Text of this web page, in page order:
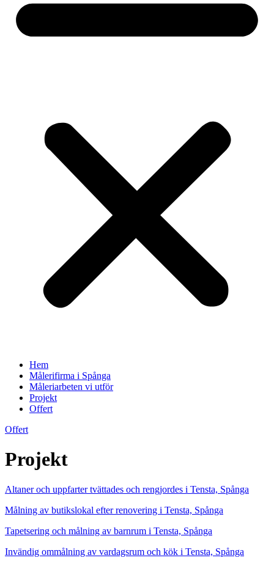
Hem
Målerifirma i Spånga
Måleriarbeten vi utför
Projekt
Offert
Offert
Projekt
Altaner och uppfarter tvättades och rengjordes i Tensta, Spånga
Målning av butikslokal efter renovering i Tensta, Spånga
Tapetsering och målning av barnrum i Tensta, Spånga
Invändig ommålning av vardagsrum och kök i Tensta, Spånga